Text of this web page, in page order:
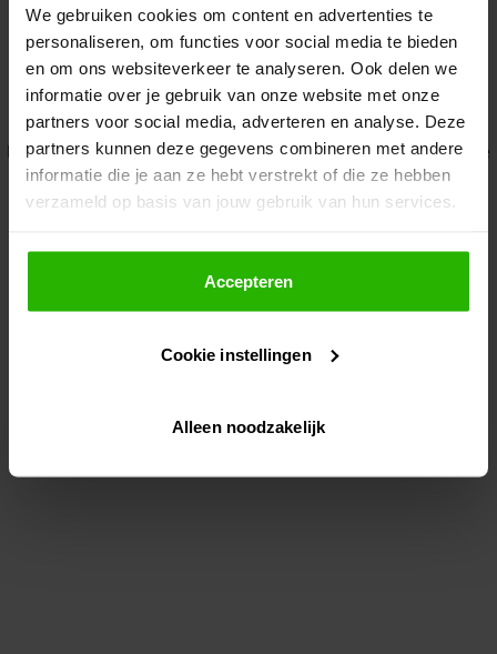
We gebruiken cookies om content en advertenties te
personaliseren, om functies voor social media te bieden
en om ons websiteverkeer te analyseren. Ook delen we
informatie over je gebruik van onze website met onze
partners voor social media, adverteren en analyse. Deze
partners kunnen deze gegevens combineren met andere
informatie die je aan ze hebt verstrekt of die ze hebben
verzameld op basis van jouw gebruik van hun services.
Als je op "Accepteer" klikt, dan geef je Voordeeluitjes.nl
toestemming om cookies voor social media en
gepersonaliseerde advertenties te plaatsen.
Lees hier meer over in onsprivacybeleid
Via "Cookie instellingen" kun je ook zelf instellen welke
Accepteren
Cookie instellingen
Alleen noodzakelijk
Application error: a client-side exception has occurred while
loadingwww.voordeeluitjes.nl (see the browser console for more
information).